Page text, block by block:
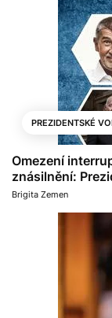
PREZIDENTSKÉ
Omezení
znásilnění:
Brigita Zemen